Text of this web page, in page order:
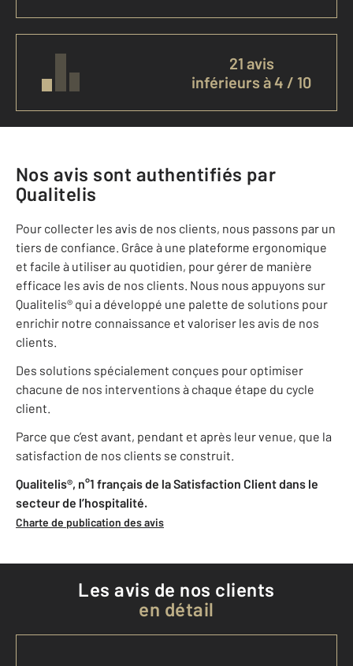
21 avis
inférieurs à 4 / 10
Nos avis sont authentifiés par
Qualitelis
Pour collecter les avis de nos clients, nous passons par un
tiers de confiance. Grâce à une plateforme ergonomique
et facile à utiliser au quotidien, pour gérer de manière
efficace les avis de nos clients. Nous nous appuyons sur
Qualitelis® qui a développé une palette de solutions pour
enrichir notre connaissance et valoriser les avis de nos
clients.
Des solutions spécialement conçues pour optimiser
chacune de nos interventions à chaque étape du cycle
client.
Parce que c’est avant, pendant et après leur venue, que la
satisfaction de nos clients se construit.
Qualitelis®, n°1 français de la Satisfaction Client dans le
secteur de l’hospitalité.
Charte de publication des avis
Les avis de nos clients
en détail